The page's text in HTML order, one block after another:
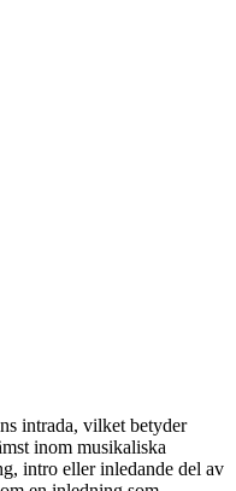
intrada, vilket betyder
inom musikaliska
intro eller inledande del av